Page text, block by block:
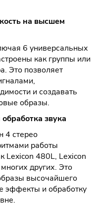
на высшем
6 универсальных
как группы или
Это позволяет
и создавать
образы.
звука
4 стерео
работы
Lexicon 480L, Lexicon
других. Это
высочайшего
эффекты и обработку